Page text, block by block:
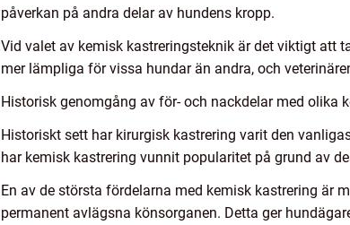
påverkan på andra delar av hundens kropp.
Vid valet av kemisk kastreringsteknik är det viktigt att
mer lämpliga för vissa hundar än andra, och
Historisk genomgång av för- och nackdelar med olika
Historiskt sett har kirurgisk kastrering varit den
har kemisk kastrering vunnit popularitet på grund av
En av de största fördelarna med kemisk kastrering är
permanent avlägsna könsorganen. Detta ger